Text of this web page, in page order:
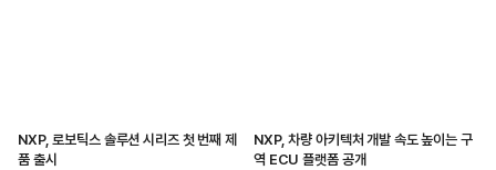
NXP, 로보틱스 솔루션 시리즈 첫 번째 제
품 출시
NXP, 차량 아키텍처 개발 속도 높이는 구
역 ECU 플랫폼 공개